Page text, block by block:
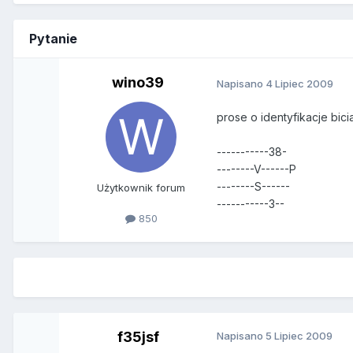
Pytanie
wino39
Użytkownik forum
850
Napisano 4 Lipiec 2009
prose o identyfikacje
-----------38-
--------V------P
--------S------
-----------3--
f35jsf Napisano 5 Lipiec 2009